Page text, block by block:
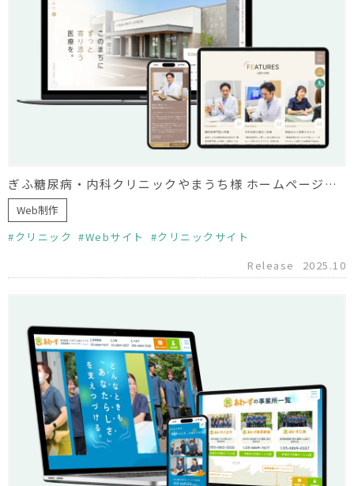
ぎふ糖尿病・内科クリニックやまうち様 ホームページ制作
Web制作
クリニック
Webサイト
クリニックサイト
Release
2025.10